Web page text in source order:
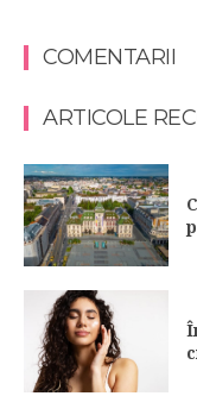
COMENTARII
ARTICOLE